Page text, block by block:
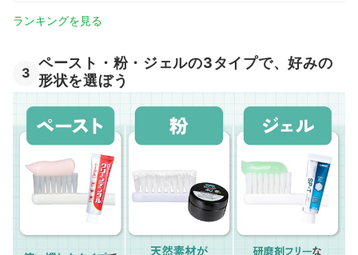
ランキングを見る
3
ペースト・粉・ジェルの3タイプで、好みの
形状を選ぼう